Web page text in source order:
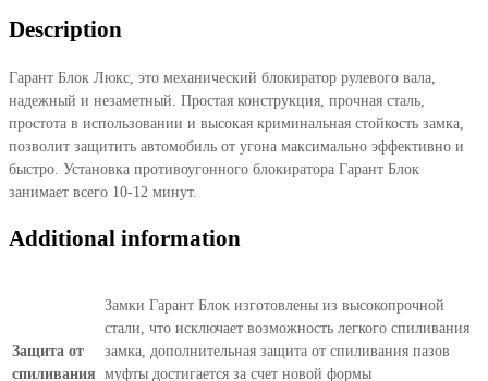
2011-
quantity
Description
Гарант Блок Люкс, это механический блокиратор рулевого вала,
надежный и незаметный. Простая конструкция, прочная сталь,
простота в использовании и высокая криминальная стойкость замка,
позволит защитить автомобиль от угона максимально эффективно и
быстро. Установка противоугонного блокиратора Гарант Блок
занимает всего 10-12 минут.
Additional information
Защита от
спиливания
Замки Гарант Блок изготовлены из высокопрочной
стали, что исключает возможность легкого спиливания
замка, дополнительная защита от спиливания пазов
муфты достигается за счет новой формы